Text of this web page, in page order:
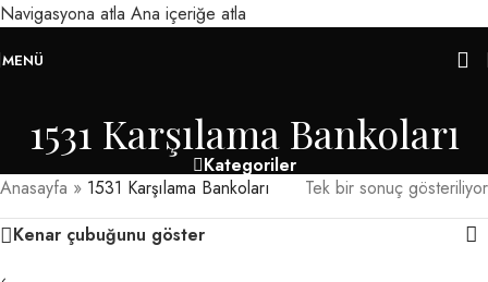
Navigasyona atla Ana içeriğe atla
MENÜ
1531 Karşılama Bankoları
Kategoriler
Anasayfa » 1531 Karşılama Bankoları
Tek bir sonuç gösteriliyor
Kenar çubuğunu göster